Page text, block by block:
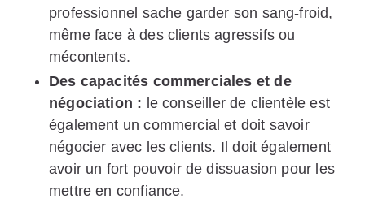
professionnel sache garder son sang-froid,
même face à des clients agressifs ou
mécontents.
Des capacités commerciales et de
négociation : le conseiller de clientèle est
également un commercial et doit savoir
négocier avec les clients. Il doit également
avoir un fort pouvoir de dissuasion pour les
mettre en confiance.